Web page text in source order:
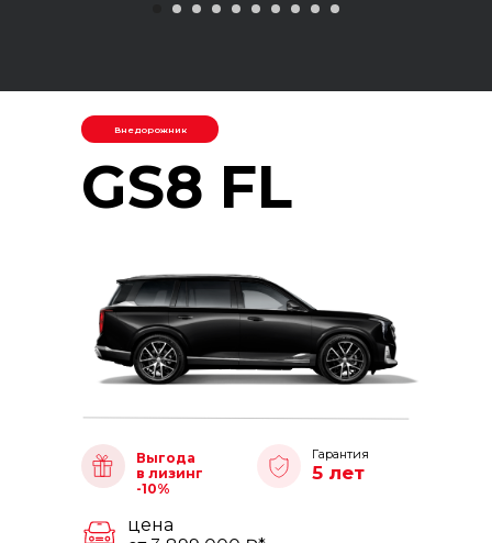
GS8 FL
Гарантия
5 лет
Выгода
в лизинг
-10%
цена
Внедорожник